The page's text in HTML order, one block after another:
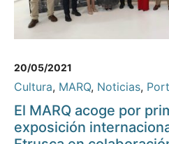
20/05/2021
Cultura, MARQ, Noticias,
El MARQ acoge por
exposición